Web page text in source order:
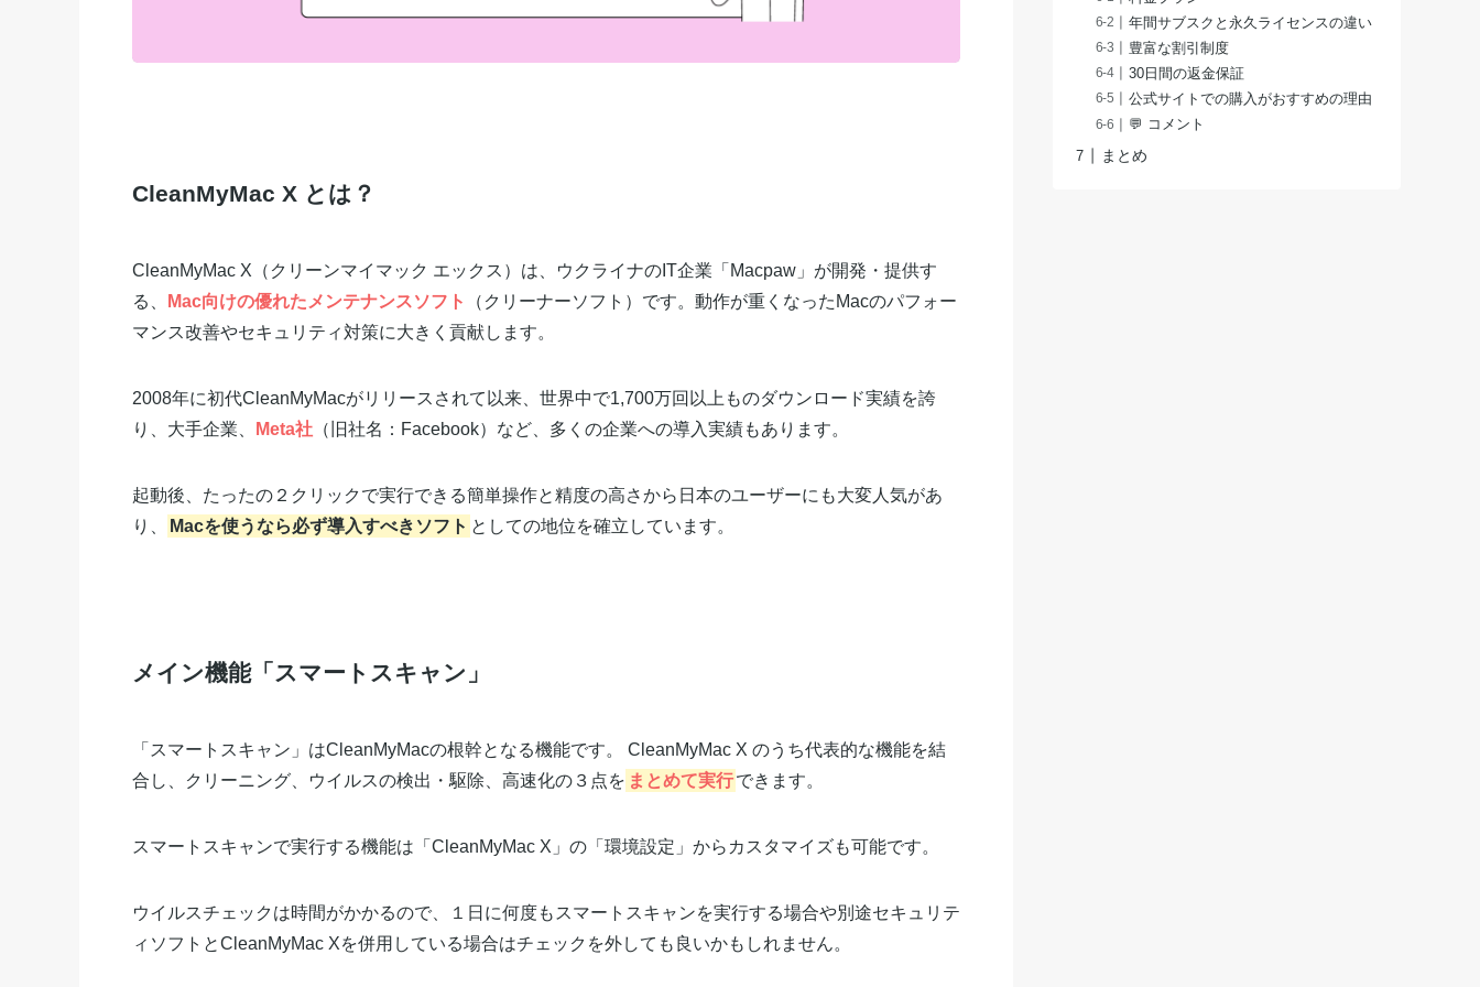
CleanMyMac X とは？
CleanMyMac X（クリーンマイマック エックス）は、ウクライナのIT企業「Macpaw」が開発・提供す
る、
Mac向けの優れたメンテナンスソフト
（クリーナーソフト）です。動作が重くなったMacのパフォー
マンス改善やセキュリティ対策に大きく貢献します。
2008年に初代CleanMyMacがリリースされて以来、世界中で1,700万回以上ものダウンロード実績を誇
り、大手企業、
Meta社 （旧社名：Facebook）など、多くの企業への導入実績もあります。
起動後、たったの２クリックで実行できる簡単操作と精度の高さから日本のユーザーにも大変人気があ
り、
Macを使うなら必ず導入すべきソフト としての地位を確立しています。
メイン機能「スマートスキャン」
「スマートスキャン」はCleanMyMacの根幹となる機能です。 CleanMyMac X のうち代表的な機能を結
合し、クリーニング、ウイルスの検出・駆除、高速化の３点を まとめて実行できます。
スマートスキャンで実行する機能は「CleanMyMac X」の「環境設定」からカスタマイズも可能です。
ウイルスチェックは時間がかかるので、１日に何度もスマートスキャンを実行する場合や別途セキュリテ
ィソフトとCleanMyMac Xを併用している場合はチェックを外しても良いかもしれません。
年間サブスクと永久ライセンスの違い
豊富な割引制度
30日間の返金保証
公式サイトでの購入がおすすめの理由
💬 コメント
まとめ